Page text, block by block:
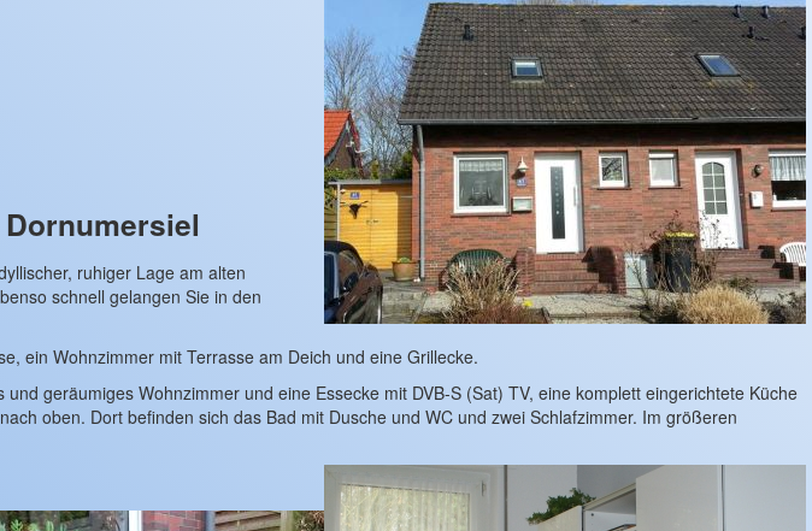
ruhiger Lage am alten
schnell gelangen Sie in den
ein Wohnzimmer mit Terrasse am Deich und eine Grillecke.
geräumiges Wohnzimmer und eine Essecke mit DVB-S (Sat) TV, eine komplett eingerichtete Küche
oben. Dort befinden sich das Bad mit Dusche und WC und zwei Schlafzimmer. Im größeren